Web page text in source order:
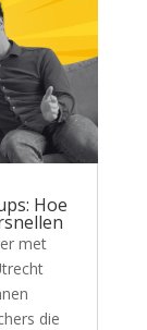
Hoe
met
die